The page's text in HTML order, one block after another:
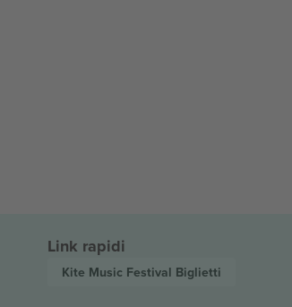
Link rapidi
Kite Music Festival Biglietti